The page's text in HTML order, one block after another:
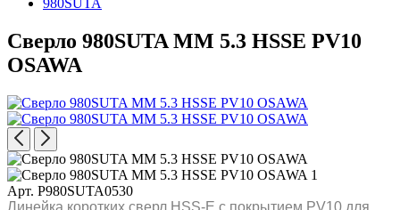
980SUTA
Сверло 980SUTA MM 5.3 HSSE PV10
OSAWA
Арт. P980SUTA0530
Линейка коротких сверл HSS-E с покрытием PV10 для